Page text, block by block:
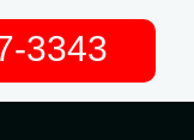
3343